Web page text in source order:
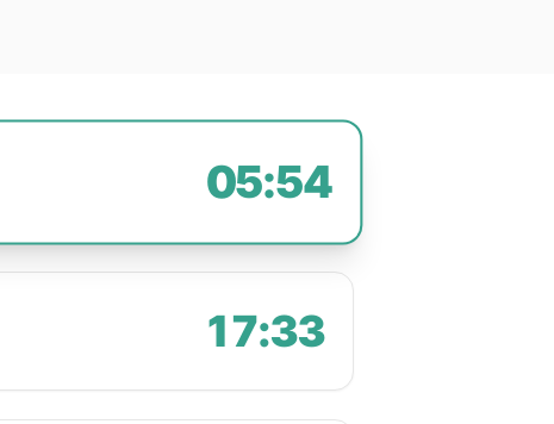
05:54
17:33